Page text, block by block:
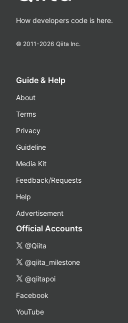
How developers code is here.
© 2011-2026 Qiita Inc.
Guide & Help
About
Terms
Privacy
Guideline
Media Kit
Feedback/Requests
Help
Advertisement
Official Accounts
@Qiita
@qiita_milestone
@qiitapoi
Facebook
YouTube